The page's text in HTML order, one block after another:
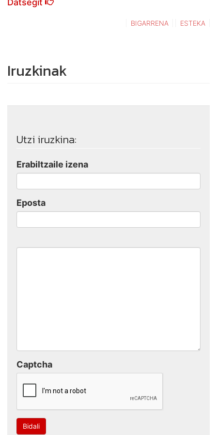
Datsegit
BIGARRENA ESTEKA
Iruzkinak
Utzi iruzkina:
Erabiltzaile izena
Eposta
Captcha
Bidali